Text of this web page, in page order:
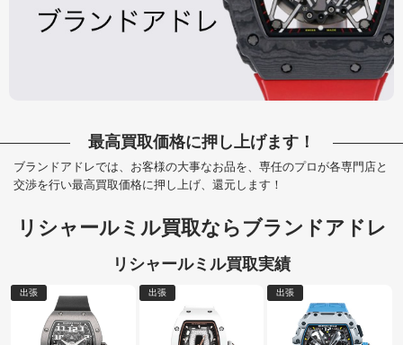
最高買取価格に押し上げます！
ブランドアドレでは、お客様の大事なお品を、専任のプロが各専門店と
交渉を行い最高買取価格に押し上げ、還元します！
リシャールミル買取ならブランドアドレ
リシャールミル買取実績
出張 出張 出張